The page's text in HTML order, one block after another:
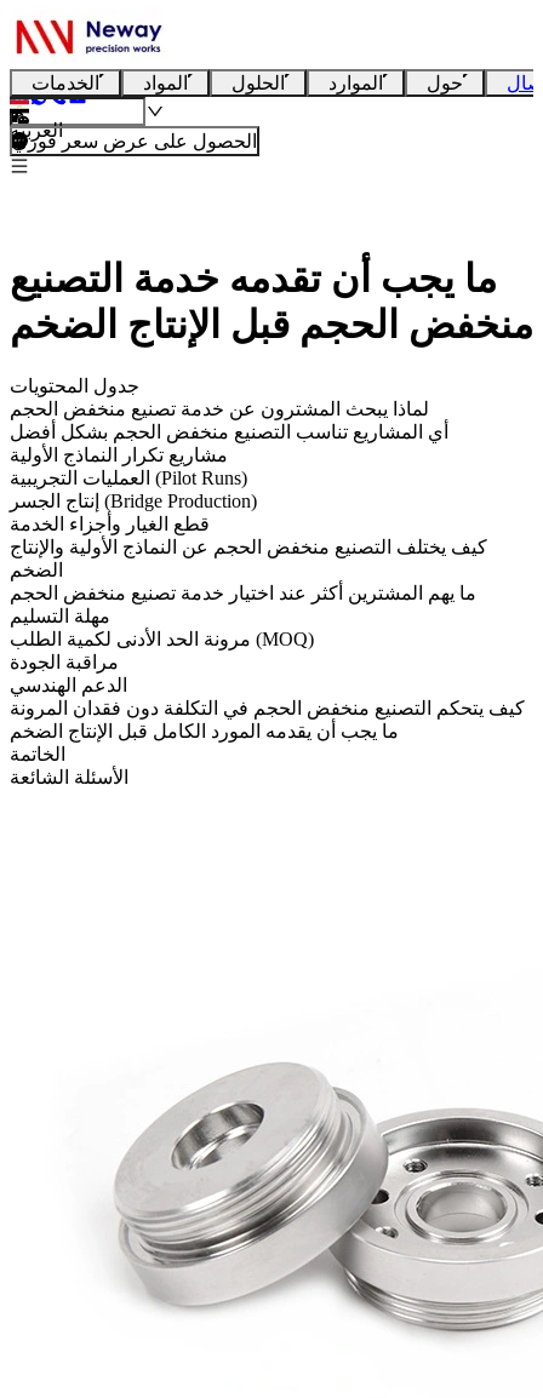
الخدمات المواد الحلول الموارد حول
العربية
الحصول على عرض سعر فوري
ما يجب أن تقدمه خدمة التصنيع
منخفض الحجم قبل الإنتاج الضخم
جدول المحتويات
لماذا يبحث المشترون عن خدمة تصنيع منخفض الحجم
أي المشاريع تناسب التصنيع منخفض الحجم بشكل أفضل
مشاريع تكرار النماذج الأولية
العمليات التجريبية (Pilot Runs)
إنتاج الجسر (Bridge Production)
قطع الغيار وأجزاء الخدمة
كيف يختلف التصنيع منخفض الحجم عن النماذج الأولية والإنتاج
الضخم
ما يهم المشترين أكثر عند اختيار خدمة تصنيع منخفض الحجم
مهلة التسليم
مرونة الحد الأدنى لكمية الطلب (MOQ)
مراقبة الجودة
الدعم الهندسي
كيف يتحكم التصنيع منخفض الحجم في التكلفة دون فقدان المرونة
ما يجب أن يقدمه المورد الكامل قبل الإنتاج الضخم
الخاتمة
الأسئلة الشائعة